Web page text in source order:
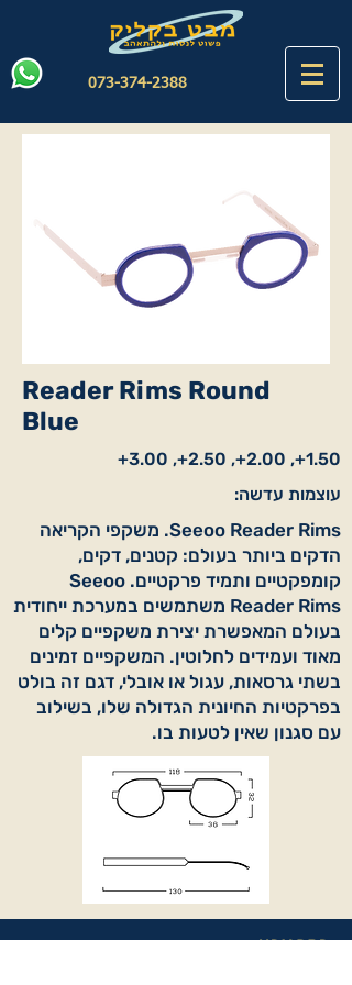
073-374-2388
Reader Rims Round
Blue
1.50+, 2.00+, 2.50+, 3.00+
עוצמות עדשה:
Seeoo Reader Rims. משקפי הקריאה
הדקים ביותר בעולם: קטנים, דקים,
קומפקטיים ותמיד פרקטיים. Seeoo
Reader Rims משתמשים במערכת ייחודית
בעולם המאפשרת יצירת משקפיים קלים
מאוד ועמידים לחלוטין. המשקפיים זמינים
בשתי גרסאות, עגול או אובלי, דגם זה בולט
בפרקטיות החיונית הגדולה שלו, בשילוב
עם סגנון שאין לטעות בו.
בחר צבע